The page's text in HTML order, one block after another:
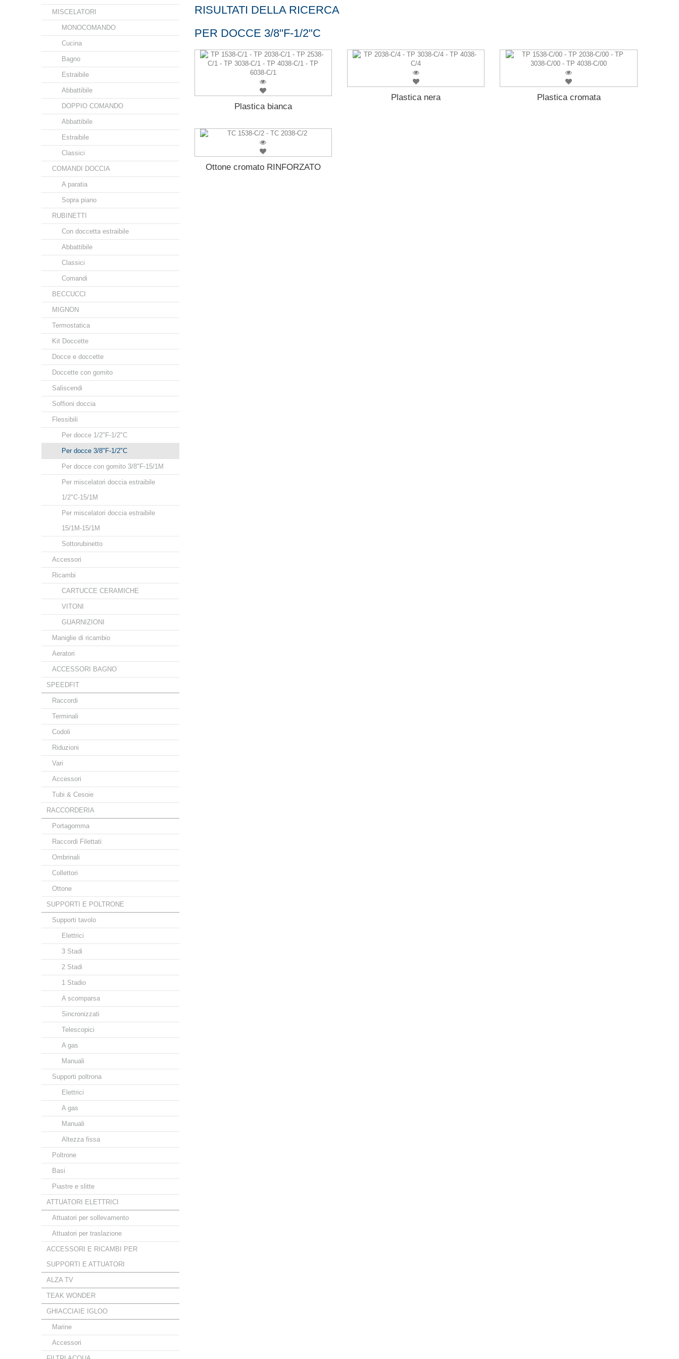
MISCELATORI
MONOCOMANDO
Cucina
Bagno
Estraibile
Abbattibile
DOPPIO COMANDO
Abbattibile
Estraibile
Classici
COMANDI DOCCIA
A paratia
Sopra piano
RUBINETTI
Con doccetta estraibile
Abbattibile
Classici
Comandi
BECCUCCI
MIGNON
Termostatica
Kit Doccette
Docce e doccette
Doccette con gomito
Saliscendi
Soffioni doccia
Flessibili
Per docce 1/2"F-1/2"C
Per docce 3/8"F-1/2"C
Per docce con gomito 3/8"F-15/1M
Per miscelatori doccia estraibile
1/2"C-15/1M
Per miscelatori doccia estraibile
15/1M-15/1M
Sottorubinetto
Accessori
Ricambi
CARTUCCE CERAMICHE
VITONI
GUARNIZIONI
Maniglie di ricambio
Aeratori
ACCESSORI BAGNO
SPEEDFIT
Raccordi
Terminali
Codoli
Riduzioni
Vari
Accessori
Tubi & Cesoie
RACCORDERIA
Portagomma
Raccordi Filettati
Ombrinali
Collettori
Ottone
SUPPORTI E POLTRONE
Supporti tavolo
Elettrici
3 Stadi
2 Stadi
1 Stadio
A scomparsa
Sincronizzati
Telescopici
A gas
Manuali
Supporti poltrona
Elettrici
A gas
Manuali
Altezza fissa
Poltrone
Basi
Piastre e slitte
ATTUATORI ELETTRICI
Attuatori per sollevamento
Attuatori per traslazione
ACCESSORI E RICAMBI PER
SUPPORTI E ATTUATORI
ALZA TV
TEAK WONDER
GHIACCIAIE IGLOO
Marine
Accessori
RISULTATI DELLA RICERCA
PER DOCCE 3/8"F-1/2"C
Plastica bianca
Plastica nera Plastica cromata
Ottone cromato RINFORZATO